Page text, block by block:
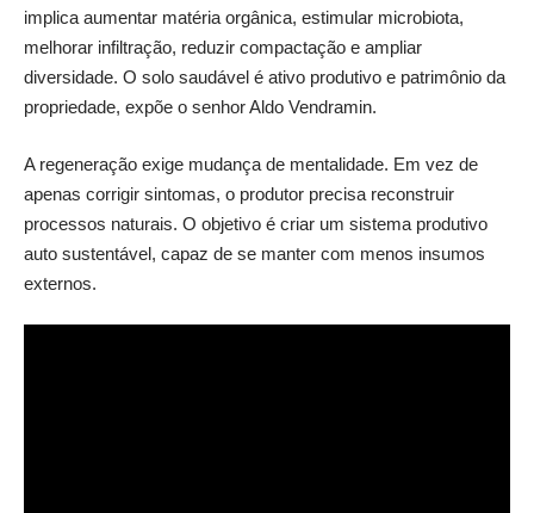
implica aumentar matéria orgânica, estimular microbiota,
melhorar infiltração, reduzir compactação e ampliar
diversidade. O solo saudável é ativo produtivo e patrimônio da
propriedade, expõe o senhor Aldo Vendramin.
A regeneração exige mudança de mentalidade. Em vez de
apenas corrigir sintomas, o produtor precisa reconstruir
processos naturais. O objetivo é criar um sistema produtivo
auto sustentável, capaz de se manter com menos insumos
externos.